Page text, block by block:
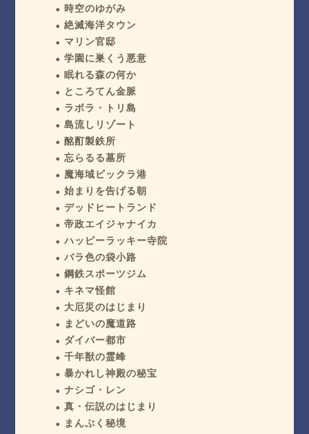
時空のゆがみ
絶滅海洋タウン
マリン官邸
学園に巣くう悪意
眠れる森の何か
ところてん金脈
ラボラ・トリ島
島流しリゾート
酩酊製鉄所
忘らるる墓所
魔海域ビックラ港
始まりを告げる朝
デッドヒートランド
帝政エイジャナイカ
ハッピーラッキー寺院
バラ色の袋小路
鋼鉄スポーツジム
キネマ怪館
大厄災のはじまり
まどいの魔道路
ダイバー都市
千年獣の霊峰
暴かれし神殿の秘宝
ナシゴ・レン
真・伝説のはじまり
まんぷく秘境